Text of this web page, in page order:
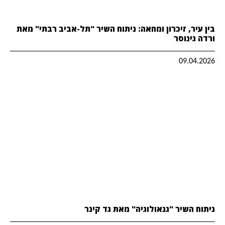
בין עיר, זיכרון ומחאה: ניתוח השיר "תל-אביב רבתי" מאת
ורדה גינוסר
09.04.2026
ניתוח השיר "גנאולוגיה" מאת גד קינר